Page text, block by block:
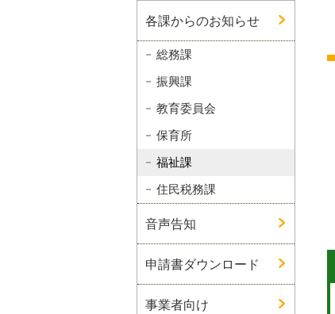
各課からのお知らせ
総務課
振興課
教育委員会
保育所
福祉課
住民税務課
音声告知
申請書ダウンロード
事業者向け